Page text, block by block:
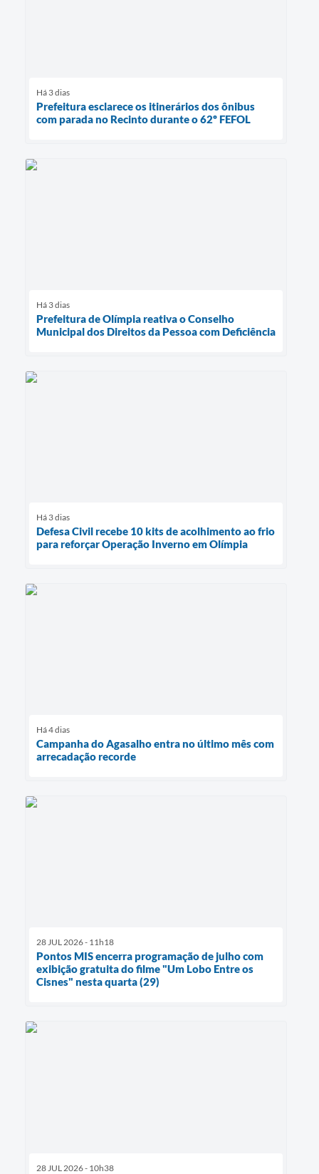
Há 3 dias
Prefeitura esclarece os itinerários dos ônibus
com parada no Recinto durante o 62º FEFOL
Há 3 dias
Prefeitura de Olímpia reativa o Conselho
Municipal dos Direitos da Pessoa com Deficiência
Há 3 dias
Defesa Civil recebe 10 kits de acolhimento ao frio
para reforçar Operação Inverno em Olímpia
Há 4 dias
Campanha do Agasalho entra no último mês com
arrecadação recorde
28 JUL 2026 - 11h18
Pontos MIS encerra programação de julho com
exibição gratuita do filme "Um Lobo Entre os
Cisnes" nesta quarta (29)
28 JUL 2026 - 10h38